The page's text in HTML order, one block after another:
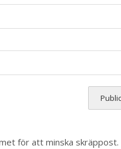
för att minska skräppost.